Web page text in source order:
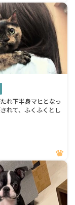
れ下半身マヒとなっ
れて、ふくふくとし